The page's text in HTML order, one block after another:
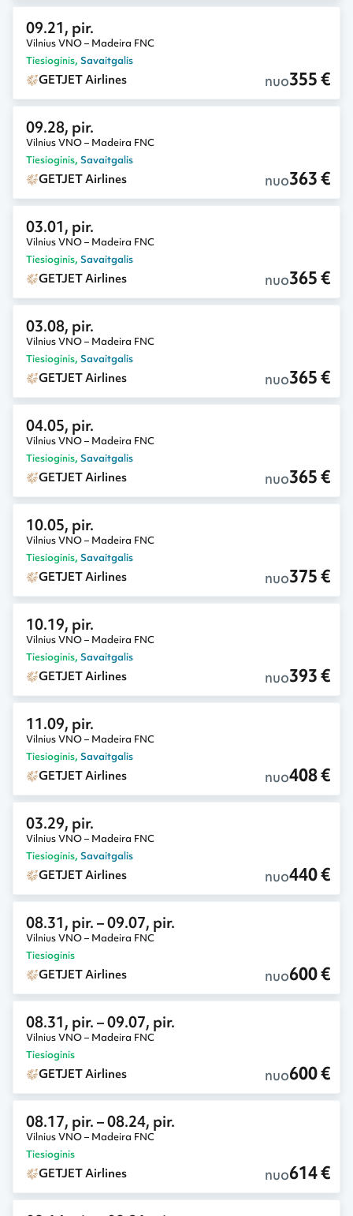
09.21, pir.
Vilnius VNO – Madeira FNC
Tiesioginis, Savaitgalis
GETJET Airlines nuo355 €
09.28, pir.
Vilnius VNO – Madeira FNC
Tiesioginis, Savaitgalis
GETJET Airlines nuo363 €
03.01, pir.
Vilnius VNO – Madeira FNC
Tiesioginis, Savaitgalis
GETJET Airlines nuo365 €
03.08, pir.
Vilnius VNO – Madeira FNC
Tiesioginis, Savaitgalis
GETJET Airlines nuo365 €
04.05, pir.
Vilnius VNO – Madeira FNC
Tiesioginis, Savaitgalis
GETJET Airlines nuo365 €
10.05, pir.
Vilnius VNO – Madeira FNC
Tiesioginis, Savaitgalis
GETJET Airlines nuo375 €
10.19, pir.
Vilnius VNO – Madeira FNC
Tiesioginis, Savaitgalis
GETJET Airlines nuo393 €
11.09, pir.
Vilnius VNO – Madeira FNC
Tiesioginis, Savaitgalis
GETJET Airlines nuo408 €
03.29, pir.
Vilnius VNO – Madeira FNC
Tiesioginis, Savaitgalis
GETJET Airlines nuo440 €
08.31, pir.– 09.07, pir.
Vilnius VNO – Madeira FNC
Tiesioginis
GETJET Airlines nuo600 €
08.31, pir.– 09.07, pir.
Vilnius VNO – Madeira FNC
Tiesioginis
GETJET Airlines nuo600 €
08.17, pir.– 08.24, pir.
Vilnius VNO – Madeira FNC
Tiesioginis
GETJET Airlines nuo614 €